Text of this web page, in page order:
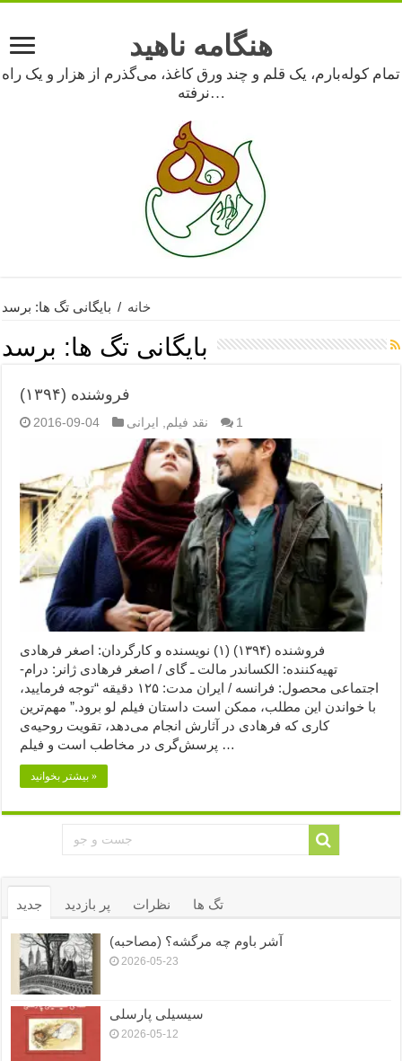
هنگامه ناهید
تمام کوله‌بارم، یک قلم و چند ورق کاغذ، می‌گذرم از هزار و یک راه
نرفته…
خانه / بایگانی تگ ها: برسد
بایگانی تگ ها: برسد
فروشنده (۱۳۹۴)
2016-09-04 نقد فیلم ایرانی 1
فروشنده (۱۳۹۴) (۱) نویسنده و کارگردان: اصغر فرهادی
تهیه‌کننده: الکساندر مالت ـ گای / اصغر فرهادی ژانر: درام-
اجتماعی محصول: فرانسه / ایران مدت: ۱۲۵ دقیقه “توجه فرمایید،‌
با خواندن این مطلب، ممکن است داستان فیلم لو برود.” مهم‌ترین
کاری که فرهادی در آثارش انجام می‌دهد، تقویت روحیه‌ی
پرسش‌گری در مخاطب است و فیلم …
بیشتر بخوانید »
جدید پر بازدید نظرات تگ ها
آشر باوم چه مرگشه؟ (مصاحبه)
2026-05-23
سیسیلی پارسلی
2026-05-12